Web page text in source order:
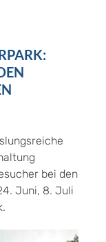
bei den
Juni, 8. Juli